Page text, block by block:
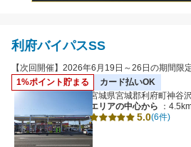
利府バイパスSS
【次回開催】2026年6月19日～26日の期間限
1%ポイント貯まる
カード払いOK
宮城県宮城郡利府町神谷
エリアの中心から
：
5.0(6件)